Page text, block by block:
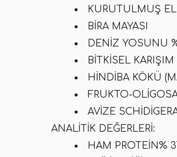
KURUTULMUŞ
BIRA MAYASI
DENIZ YOSUNU
BITKISEL
HINDIBA KÖKÜ
FRUKTO-
AVIZE
ANALITIK DEĞERLERI:
HAM PROTEIN%